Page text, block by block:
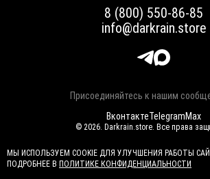
8 (800) 550-86-85
info@darkrain.store
Присоединяйтесь к нашим
ВконтактеTelegramMax
Гарантии и возврат
Как выбрать размер
Уход за украшениями
Яндекс Пэй
Долями
О нас
Программа лояльности
Магазины
© 2026. Darkrain.store. Все права
МЫ ИСПОЛЬЗУЕМ COOKIE ДЛЯ УЛУЧШЕНИЯ РАБОТЫ
ПОДРОБНЕЕ В ПОЛИТИКЕ КОНФИДЕНЦИАЛЬНОСТИ